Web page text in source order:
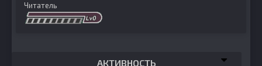
Читатель
АКТИВНОСТЬ